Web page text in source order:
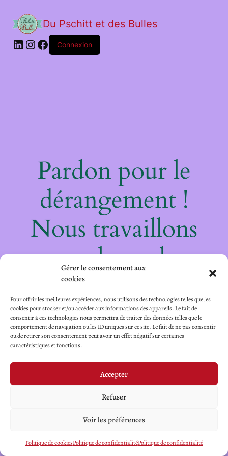
Gérer le consentement aux
cookies
Pour offrir les meilleures expériences, nous utilisons des technologies telles que les
cookies pour stocker et/ou accéder aux informations des appareils. Le fait de
consentir à ces technologies nous permettra de traiter des données telles que le
comportement de navigation ou les ID uniques sur ce site. Le fait de ne pas consentir
ou de retirer son consentement peut avoir un effet négatif sur certaines
caractéristiques et fonctions.
Accepter
Refuser
Voir les préférences
Politique de cookiesPolitique de confidentialitéPolitique de confidentialité
Du Pschitt et des Bulles
Connexion
Pardon pour le
dérangement !
Nous travaillons
sur quelque chose
de fantastique –
revenez bientôt !